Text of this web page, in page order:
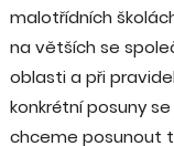
malotřídních
na větších se
oblasti a při
konkrétní posuny
chceme posunout